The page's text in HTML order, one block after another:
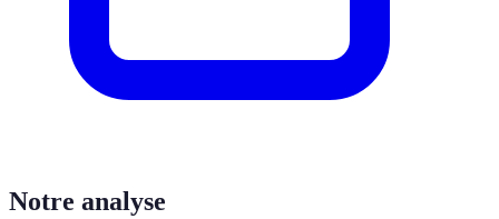
Notre analyse